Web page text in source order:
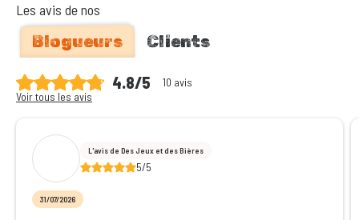
Les avis de nos
Blogueurs Clients
4.8/5
10 avis
Voir tous les avis
L'avis de Des Jeux et des Bières
5/5
31/07/2026